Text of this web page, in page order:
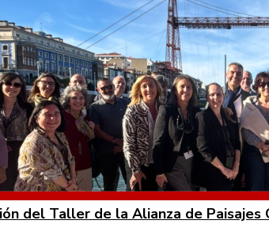
del Taller de la Alianza de